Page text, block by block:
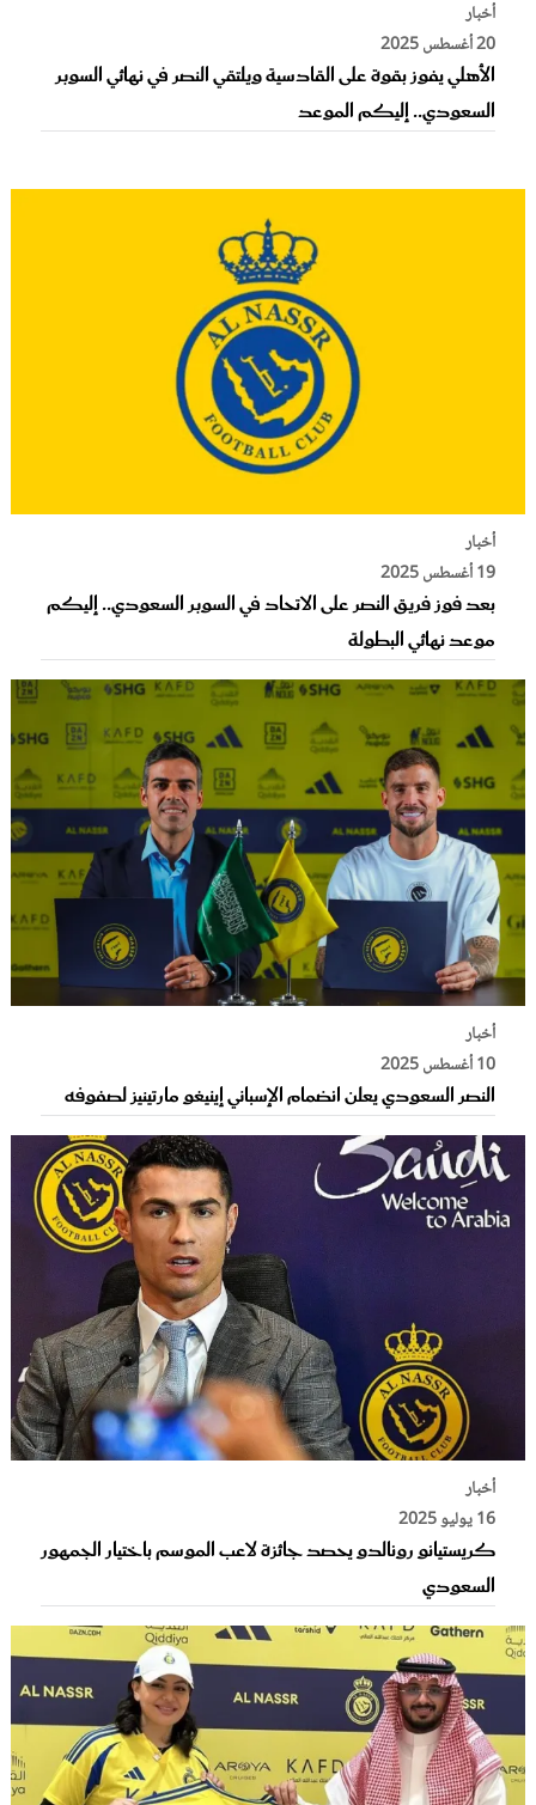
أخبار
20 أغسطس 2025
الأهلي يفوز بقوة على القادسية ويلتقي النصر في نهائي السوبر
السعودي.. إليكم الموعد
أخبار
19 أغسطس 2025
بعد فوز فريق النصر على الاتحاد في السوبر السعودي.. إليكم
موعد نهائي البطولة
أخبار
10 أغسطس 2025
النصر السعودي يعلن انضمام الإسباني إينيغو مارتينيز لصفوفه
أخبار
16 يوليو 2025
كريستيانو رونالدو يحصد جائزة لاعب الموسم باختيار الجمهور
السعودي